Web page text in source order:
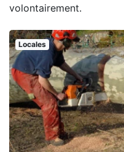
volontairement.
Locales